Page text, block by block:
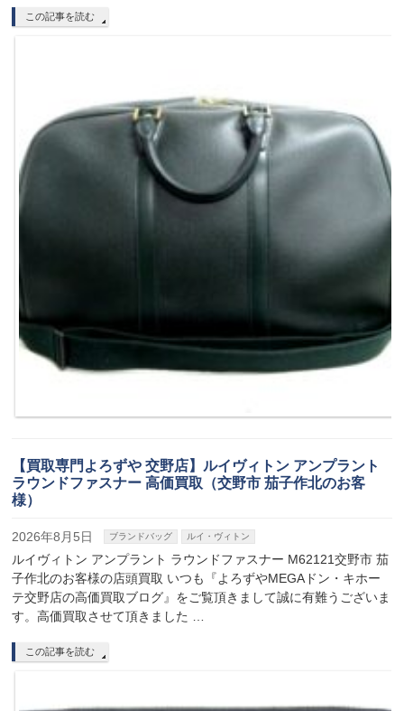
この記事を読む
【買取専門よろずや 交野店】ルイヴィトン アンプラント
ラウンドファスナー 高価買取（交野市 茄子作北のお客
様）
2026年8月5日 ブランドバッグ ルイ・ヴィトン
ルイヴィトン アンプラント ラウンドファスナー M62121交野市 茄
子作北のお客様の店頭買取 いつも『よろずやMEGAドン・キホー
テ交野店の高価買取ブログ』をご覧頂きまして誠に有難うございま
す。高価買取させて頂きました …
この記事を読む